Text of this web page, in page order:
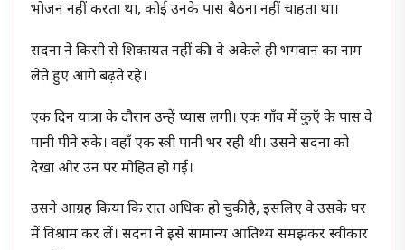
भोजन नहीं करता था, कोई उनके पास बैठना नहीं चाहता था।
सदना ने किसी से शिकायत नहीं की। वे अकेले ही भगवान का नाम
लेते हुए आगे बढ़ते रहे।
एक दिन यात्रा के दौरान उन्हें प्यास लगी। एक गाँव में कुएँ के पास वे
पानी पीने रुके। वहाँ एक स्त्री पानी भर रही थी। उसने सदना को
देखा और उन पर मोहित हो गई।
उसने आग्रह किया कि रात अधिक हो चुकी है, इसलिए वे उसके घर
में विश्राम कर लें। सदना ने इसे सामान्य आतिथ्य समझकर स्वीकार